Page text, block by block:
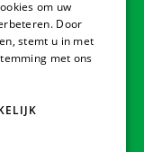
om uw
Door
stemt u in met
met ons